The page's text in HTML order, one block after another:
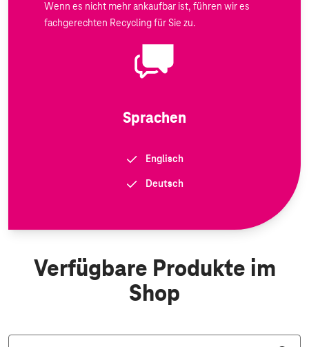
Wenn es nicht mehr ankaufbar ist, führen wir es
fachgerechten Recycling für Sie zu.
Sprachen
Englisch
Deutsch
Verfügbare Produkte im
Shop